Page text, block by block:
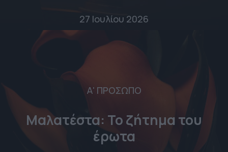
27 Ιουλίου 2026
Α' ΠΡΟΣΩΠΟ
Μαλατέστα: Το ζήτημα του
έρωτα